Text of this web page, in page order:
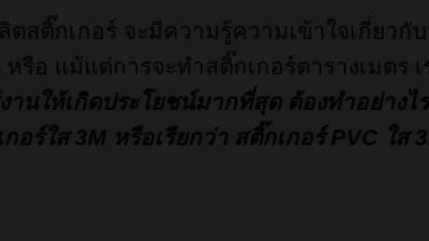
สติ๊กเกอร์ จะมีความรู้ความเข้าใจเกี่ยวกั
อ แม้แต่การจะทำสติ๊กเกอร์ตารางเมตร เ
านให้เกิดประโยชน์มากที่สุด ต้องทำอย่าง
ร์ใส 3M หรือเรียกว่า สติ๊กเกอร์ PVC ใส